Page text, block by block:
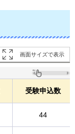
画面サイズで表示
受験申込数
44